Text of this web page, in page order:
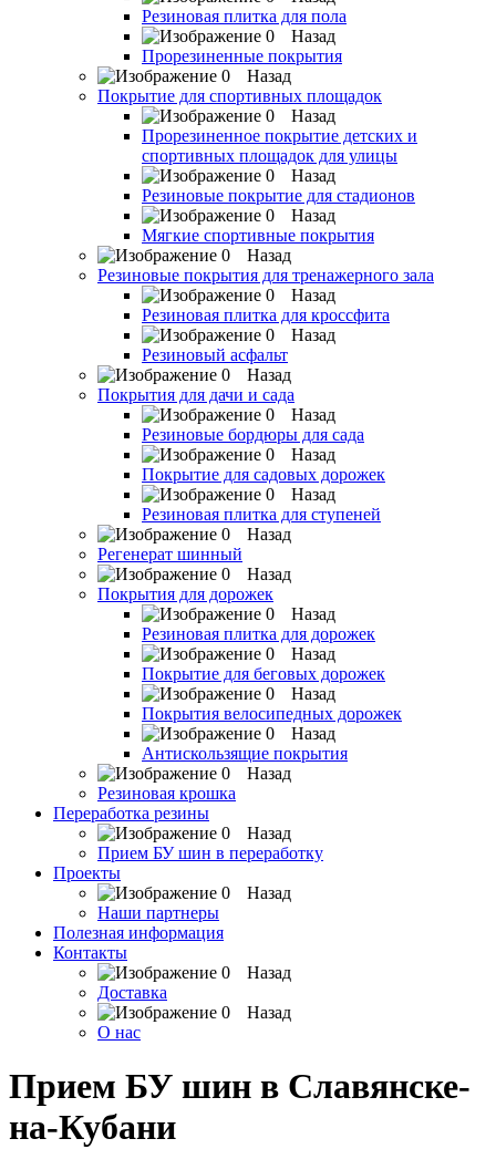
Резиновая плитка для пола
Назад
Прорезиненные покрытия
Назад
Покрытие для спортивных площадок
Назад
Прорезиненное покрытие детских и
спортивных площадок для улицы
Назад
Резиновые покрытие для стадионов
Назад
Мягкие спортивные покрытия
Назад
Резиновые покрытия для тренажерного зала
Назад
Резиновая плитка для кроссфита
Назад
Резиновый асфальт
Назад
Покрытия для дачи и сада
Назад
Резиновые бордюры для сада
Назад
Покрытие для садовых дорожек
Назад
Резиновая плитка для ступеней
Назад
Регенерат шинный
Назад
Покрытия для дорожек
Назад
Резиновая плитка для дорожек
Назад
Покрытие для беговых дорожек
Назад
Покрытия велосипедных дорожек
Назад
Антискользящие покрытия
Назад
Резиновая крошка
Переработка резины
Назад
Прием БУ шин в переработку
Проекты
Назад
Наши партнеры
Полезная информация
Контакты
Назад
Доставка
Назад
О нас
Прием БУ шин в Славянске-
на-Кубани